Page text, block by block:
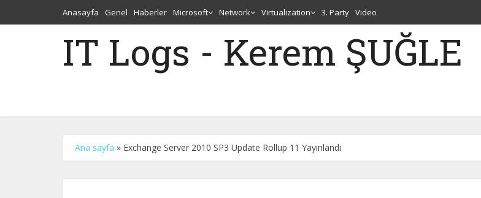
Anasayfa Genel Haberler Microsoft Network Virtualization 3. Party Video
IT Logs - Kerem ŞUĞLE
Ana sayfa » Exchange Server 2010 SP3 Update Rollup 11 Yayınlandı